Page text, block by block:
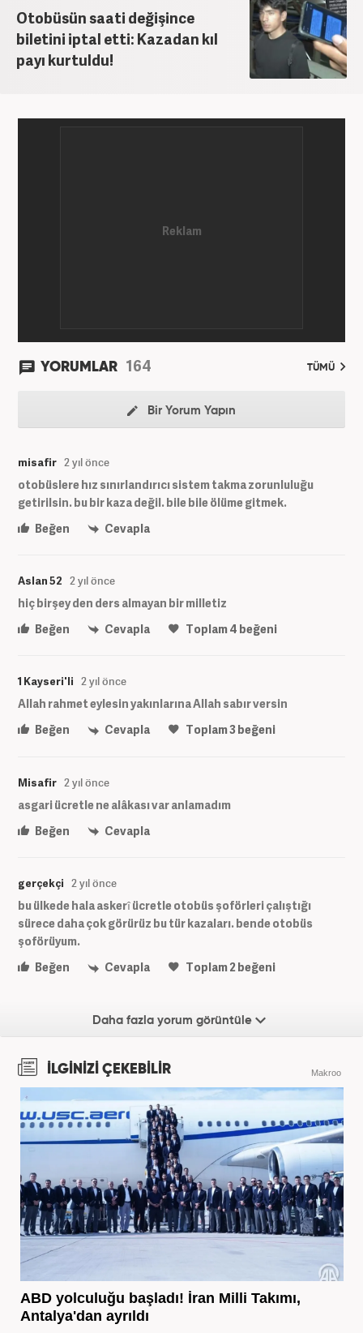
Otobüsün saati değişince
biletini iptal etti: Kazadan kıl
payı kurtuldu!
YORUMLAR 164 TÜMÜ
Bir Yorum Yapın
misafir 2 yıl önce
otobüslere hız sınırlandırıcı sistem takma zorunluluğu
getirilsin. bu bir kaza değil. bile bile ölüme gitmek.
Beğen
Cevapla
Aslan 52 2 yıl önce
hiç birşey den ders almayan bir milletiz
Beğen
Cevapla Toplam4 beğeni
1 Kayseri'li 2 yıl önce
Allah rahmet eylesin yakınlarına Allah sabır versin
Beğen
Cevapla Toplam3beğeni
Misafir 2 yıl önce
asgari ücretle ne alâkası var anlamadım
Beğen
Cevapla
gerçekçi 2 yıl önce
bu ülkede hala askerî ücretle otobüs şoförleri çalıştığı
sürece daha çok görürüz bu tür kazaları. bende otobüs
şoförüyum.
Beğen
Cevapla Toplam2beğeni
Daha fazla yorum görüntüle
İLGİNİZİ ÇEKEBİLİR Makroo
ABD yolculuğu başladı! İran Milli Takımı,
Antalya'dan ayrıldı